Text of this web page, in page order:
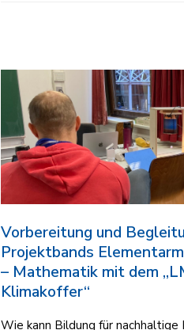
Vorbereitung und
Projektbands
– Mathematik mit dem
Klimakoffer“
Wie kann Bildung für nachhaltige